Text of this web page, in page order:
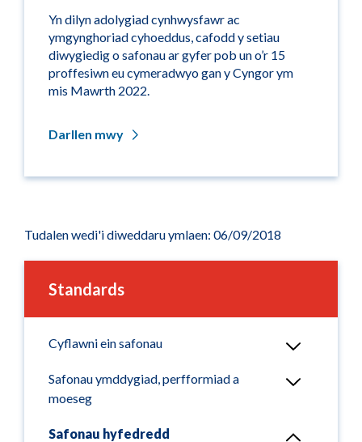
Yn dilyn adolygiad cynhwysfawr ac
ymgynghoriad cyhoeddus, cafodd y setiau
diwygiedig o safonau ar gyfer pob un o’r 15
proffesiwn eu cymeradwyo gan y Cyngor ym
mis Mawrth 2022.
Darllen mwy
Tudalen wedi'i diweddaru ymlaen: 06/09/2018
Standards
Cyflawni ein safonau
Safonau ymddygiad, perfformiad a
moeseg
Safonau hyfedredd